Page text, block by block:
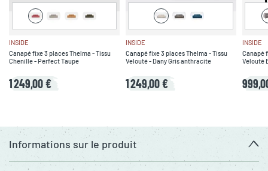
INSIDE
Canapé fixe 3 places Thelma - Tissu
Chenille - Perfect Taupe
1 249,00 €
INSIDE
Canapé fixe 3 places Thelma - Tissu
Velouté - Dany Gris anthracite
1 249,00 €
INSIDE
Canapé
Velouté
Informations sur le produit